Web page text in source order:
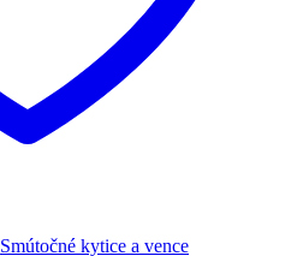
Smútočné kytice a vence